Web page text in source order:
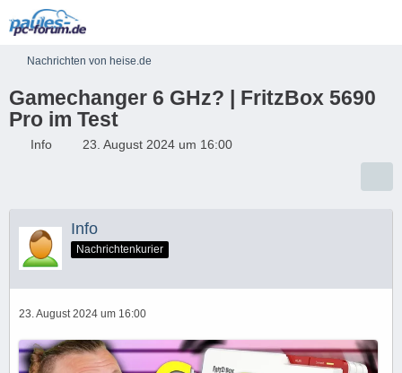
Nachrichten von heise.de
Gamechanger 6 GHz? | FritzBox 5690
Pro im Test
Info 23. August 2024 um 16:00
Info
Nachrichtenkurier
23. August 2024 um 16:00